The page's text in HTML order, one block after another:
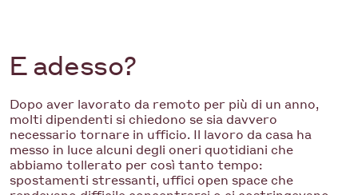
E adesso?
Dopo aver lavorato da remoto per più di un anno,
molti dipendenti si chiedono se sia davvero
necessario tornare in ufficio. Il lavoro da casa ha
messo in luce alcuni degli oneri quotidiani che
abbiamo tollerato per così tanto tempo:
spostamenti stressanti, uffici open space che